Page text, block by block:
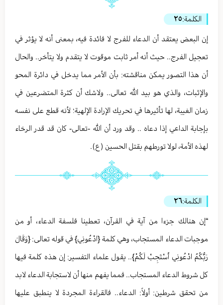
الكلمة:٢٥
إن البعض يعتقد أن الدعاء للفرج لا فائدة فيه، بمعنى أنه لا يؤثر في
تعجيل الفرج.. حيث أنه أمر ثابت موقوت لا يتقدم ولا يتأخر.. والحال
أن هذا التصور يمكن مناقشته: بأن الأمر مما يدخل في دائرة المحو
والإثبات، والذي هو بيد الله تعالى.. ولاشك أن كثرة المتضرعين في
زمان الغيبة، لها تأثيرها في تحريك الإرادة الإلهية؛ لأنه قطع على نفسه
بإجابة الداعي إذا دعاه .. وقد ورد أن الله -تعالى- كان قد قدر الرخاء
لهذه الأمة، لولا تورطهم بقتل الحسين (ع).
الكلمة:٢٦
“إن هنالك جزءا من آية في القرآن، تعطينا فلسفة الدعاء، أو من
موجبات الدعاء المستجاب، وهي كلمة {ادْعُونِي} في قوله تعالى: {وَقَالَ
رَبُّكُمُ ادْعُونِي أَسْتَجِبْ لَكُمْ}.. يقول علماء التفسير: إن هذه كلمة فيها
كل شروط الدعاء المستجاب.. فمما يفهم منها أن لاستجابة الدعاء لابد
من تحقق شرطين: أولاً: الدعاء.. فالقراءة المجردة لا ينطبق عليها